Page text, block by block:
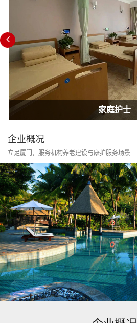
居家康护
家庭护士
居家康护
家庭护士
企业概况
立足厦门，服务机构养老建设与康护服务场景